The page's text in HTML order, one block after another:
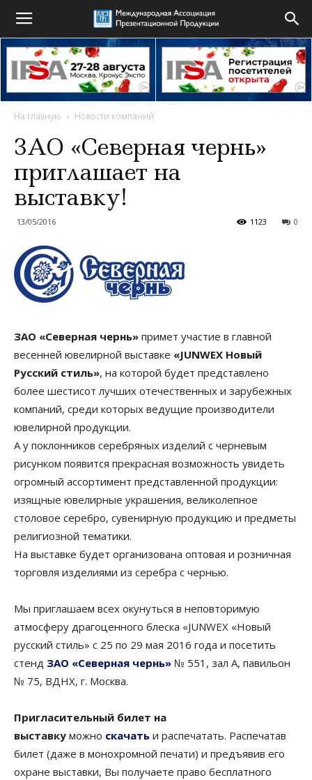
На главную Новости компаний
ЗАО «Северная чернь»
приглашает на
выставку!
13/05/2016 0
1123
ЗАО «Северная чернь» примет участие в главной
весенней ювелирной выставке «JUNWEX Новый
Русский стиль», на которой будет представлено
более шестисот лучших отечественных и зарубежных
компаний, среди которых ведущие производители
ювелирной продукции.
А у поклонников серебряных изделий с черневым
рисунком появится прекрасная возможность увидеть
огромный ассортимент представленной продукции:
изящные ювелирные украшения, великолепное
столовое серебро, сувенирную продукцию и предметы
религиозной тематики.
На выставке будет организована оптовая и розничная
торговля изделиями из серебра с чернью.
Мы приглашаем всех окунуться в неповторимую
атмосферу драгоценного блеска «JUNWEX «Новый
русский стиль» с 25 по 29 мая 2016 года и посетить
стенд ЗАО «Северная чернь» № 551, зал А, павильон
№ 75, ВДНХ, г. Москва.
Пригласительный билет на
выставку можно скачать и распечатать. Распечатав
билет (даже в монохромной печати) и предъявив его
охране выставки, Вы получаете право бесплатного